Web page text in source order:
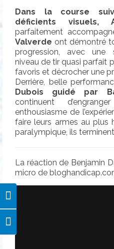
Passer en contraste élevé
Changer la taille de la police
Dans la course
déficients visuels,
parfaitement
Valverde ont démontré
progression, avec une
niveau de tir quasi parfait
favoris et décrocher une
Derrière, belle
Dubois guidé par
continuent
enthousiasme de
faire leurs armes au plus
paralympique, ils terminent
La réaction de Benjamin
micro de